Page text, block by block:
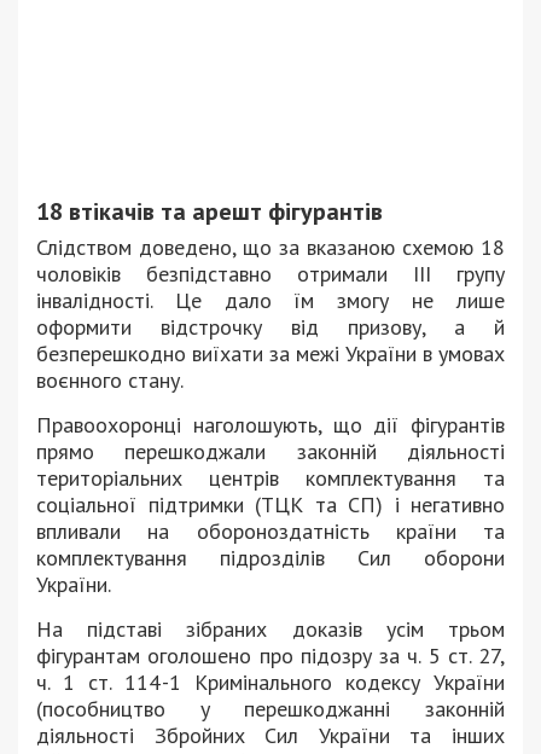
18 втікачів та арешт фігурантів
Слідством доведено, що за вказаною схемою 18
чоловіків безпідставно отримали ІІІ групу
інвалідності. Це дало їм змогу не лише
оформити відстрочку від призову, а й
безперешкодно виїхати за межі України в умовах
воєнного стану.
Правоохоронці наголошують, що дії фігурантів
прямо перешкоджали законній діяльності
територіальних центрів комплектування та
соціальної підтримки (ТЦК та СП) і негативно
впливали на обороноздатність країни та
комплектування підрозділів Сил оборони
України.
На підставі зібраних доказів усім трьом
фігурантам оголошено про підозру за ч. 5 ст. 27,
ч. 1 ст. 114-1 Кримінального кодексу України
(пособництво у перешкоджанні законній
діяльності Збройних Сил України та інших